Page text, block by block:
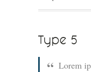
Type 5
Lorem